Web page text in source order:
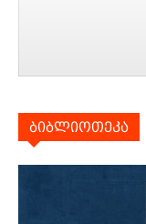
ბიბლიოთეკა